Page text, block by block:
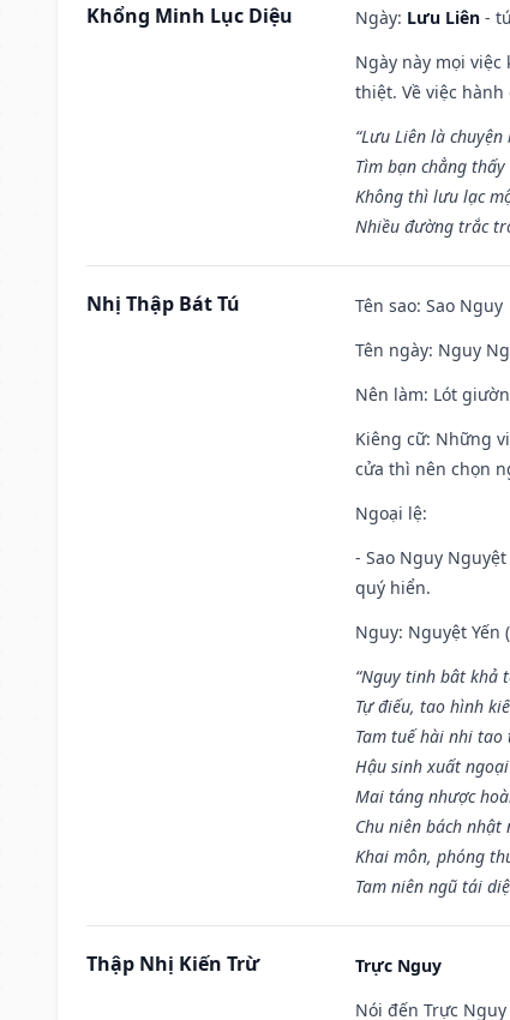
Khổng Minh Lục Diệu Ngày: Lưu Liên -
Ngày này mọi
thiệt. Về việc
“Lưu Liên là
Tìm bạn chẳng
Không thì lưu lạc
Nhiều đường trắc
Nhị Thập Bát Tú Tên sao: Sao Nguy
Tên ngày: Nguy
Nên làm: Lót
Kiêng cữ: Những
cửa thì nên chọn
Ngoại lệ:
- Sao Nguy
quý hiển.
Nguy: Nguyệt Yến
“Nguy tinh bât khả
Tự điếu, tao hình
Tam tuế hài nhi tao
Hậu sinh xuất
Mai táng nhược
Chu niên bách nhật
Khai môn, phóng
Tam niên ngũ tái
Thập Nhị Kiến Trừ
Trực Nguy
Nói đến Trực